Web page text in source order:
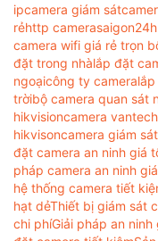
ipcamera giám sát
rẻhttp
camera wifi giá rẻ trọn
đặt trong nhàlắp đặt
ngoạicông ty camera
trờibộ camera quan sát
hikvisioncamera vantech
hikvisoncamera giám
đặt camera an ninh giá
pháp camera an ninh
hệ thống camera tiết
hạt dẻThiết bị giám sát
chi phíGiải pháp an ninh